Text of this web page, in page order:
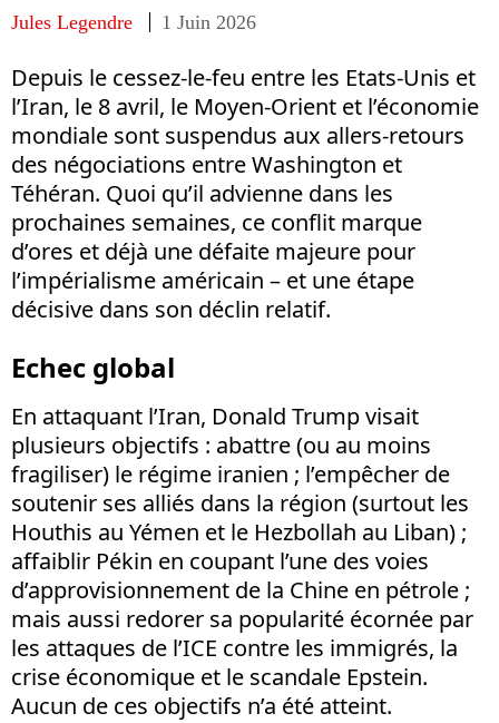
Jules Legendre 1 Juin 2026
Depuis le cessez-le-feu entre les Etats-Unis et
l’Iran, le 8 avril, le Moyen-Orient et l’économie
mondiale sont suspendus aux allers-retours
des négociations entre Washington et
Téhéran. Quoi qu’il advienne dans les
prochaines semaines, ce conflit marque
d’ores et déjà une défaite majeure pour
l’impérialisme américain – et une étape
décisive dans son déclin relatif.
Echec global
En attaquant l’Iran, Donald Trump visait
plusieurs objectifs : abattre (ou au moins
fragiliser) le régime iranien ; l’empêcher de
soutenir ses alliés dans la région (surtout les
Houthis au Yémen et le Hezbollah au Liban) ;
affaiblir Pékin en coupant l’une des voies
d’approvisionnement de la Chine en pétrole ;
mais aussi redorer sa popularité écornée par
les attaques de l’ICE contre les immigrés, la
crise économique et le scandale Epstein.
Aucun de ces objectifs n’a été atteint.